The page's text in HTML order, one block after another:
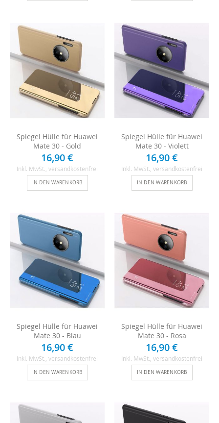
Spiegel Hülle für Huawei
Mate 30 - Gold
16,90 €
Inkl. MwSt. , versandkostenfrei
IN DEN WARENKORB
Spiegel Hülle für Huawei
Mate 30 - Violett
16,90 €
Inkl. MwSt. , versandkostenfrei
IN DEN WARENKORB
Spiegel Hülle für Huawei
Mate 30 - Blau
16,90 €
Inkl. MwSt., versandkostenfrei
IN DEN WARENKORB
Spiegel Hülle für Huawei
Mate 30 - Rosa
16,90 €
Inkl. MwSt., versandkostenfrei
IN DEN WARENKORB